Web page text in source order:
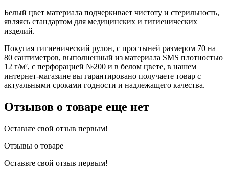
Белый цвет материала подчеркивает чистоту и стерильность,
являясь стандартом для медицинских и гигиенических
изделий.
Покупая гигиенический рулон, с простыней размером 70 на
80 сантиметров, выполненный из материала SMS плотностью
12 г/м², с перфорацией №200 и в белом цвете, в нашем
интернет-магазине вы гарантировано получаете товар с
актуальными сроками годности и надлежащего качества.
Отзывов о товаре еще нет
Оставьте свой отзыв первым!
Отзывы о товаре
Оставьте свой отзыв первым!